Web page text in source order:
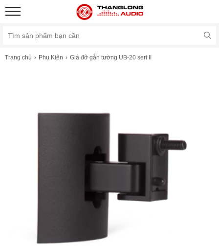
Trang chủ Phụ Kiện Giá đỡ gắn tường UB-20 seri II